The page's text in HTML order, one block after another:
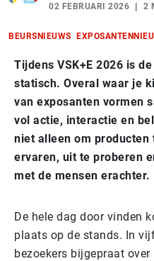
02 FEBRUARI 2026 2
BEURSNIEUWS
Tijdens VSK+E 2026 is
statisch. Overal waar je
van exposanten vormen
vol actie, interactie en
niet alleen om
ervaren, uit te proberen
met de mensen erachter.
De hele dag door vinden
plaats op de stands. In
bezoekers bijgepraat